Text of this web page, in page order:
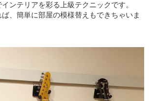
ンテリアを彩る上級テクニックです。
、簡単に部屋の模様替えもできちゃいま